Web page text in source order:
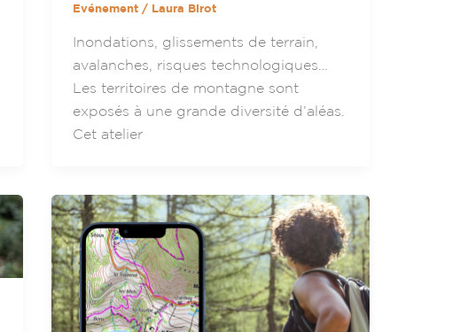
Evénement / Laura Birot
Inondations, glissements de terrain,
avalanches, risques technologiques…
Les territoires de montagne sont
exposés à une grande diversité d’aléas.
Cet atelier